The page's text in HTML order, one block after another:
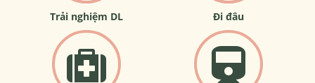
Trải nghiệm DL Đi đâu